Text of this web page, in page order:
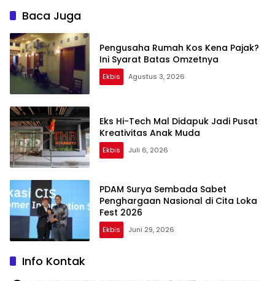
Baca Juga
Pengusaha Rumah Kos Kena Pajak?
Ini Syarat Batas Omzetnya
Ekbis Agustus 3, 2026
Eks Hi-Tech Mal Didapuk Jadi Pusat
Kreativitas Anak Muda
Ekbis Juli 6, 2026
PDAM Surya Sembada Sabet
Penghargaan Nasional di Cita Loka
Fest 2026
Ekbis Juni 29, 2026
Info Kontak